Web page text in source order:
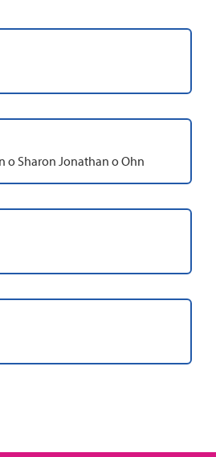
o Sharon Jonathan o Ohn